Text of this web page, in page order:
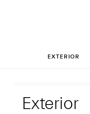
EXTERIOR
Exterior